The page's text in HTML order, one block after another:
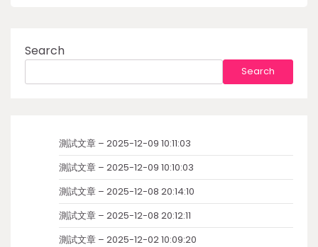
Search
Search
測試文章 – 2025-12-09 10:11:03
測試文章 – 2025-12-09 10:10:03
測試文章 – 2025-12-08 20:14:10
測試文章 – 2025-12-08 20:12:11
測試文章 – 2025-12-02 10:09:20